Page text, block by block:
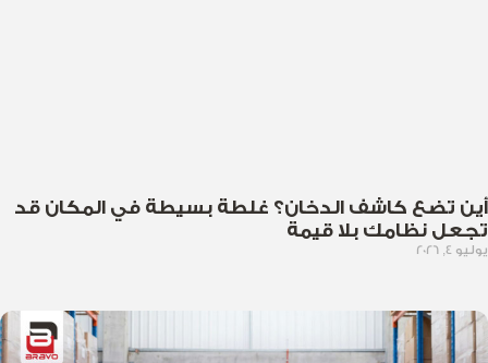
أين تضع كاشف الدخان؟ غلطة بسيطة في المكان قد
تجعل نظامك بلا قيمة
يوليو 4, 2026